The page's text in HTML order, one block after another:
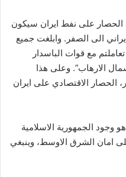
الحصار على نفط ايران سيكون
الى الصفر. وابلغت جميع
مع قوات الباسدار
الارهاب”. وعلى هذا
الحصار الاقتصادي على ايران
وجود الجمهورية الاسلامية
امان الشرق الاوسط، وينبغي